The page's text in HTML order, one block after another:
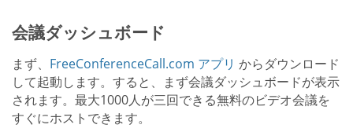
会議ダッシュボード
まず、 FreeConferenceCall.com アプリ からダウンロード
して起動します。すると、まず会議ダッシュボードが表示
されます。最大1000人が三回できる無料のビデオ会議を
すぐにホストできます。